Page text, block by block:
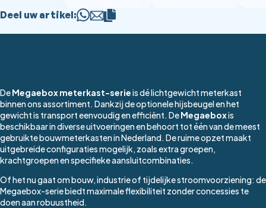
Deel uw artikel:
DeMegaebox meterkast-serieis dé lichtgewicht meterkast
binnen ons assortiment. Dankzij de optionele hijsbeugel en het
gewicht is transport eenvoudig en efficiënt. DeMegaeboxis
beschikbaar in diverse uitvoeringen en behoort tot één van de meest
gebruikte bouwmeterkasten in Nederland. De ruime opzet maakt
uitgebreide configuraties mogelijk, zoals extra groepen,
krachtgroepen en specifieke aansluitcombinaties.
Of het nu gaat om bouw, industrie of tijdelijke stroomvoorziening: de
Megaebox-serie biedt maximale flexibiliteit zonder concessies te
doen aan robuustheid.